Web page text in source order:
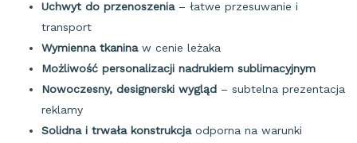
Uchwyt do przenoszenia– łatwe przesuwanie i
transport
Wymienna tkaninaw cenie leżaka
Możliwość personalizacji nadrukiem sublimacyjnym
Nowoczesny, designerski wygląd – subtelna prezentacja
reklamy
Solidna i trwała konstrukcjaodporna na warunki